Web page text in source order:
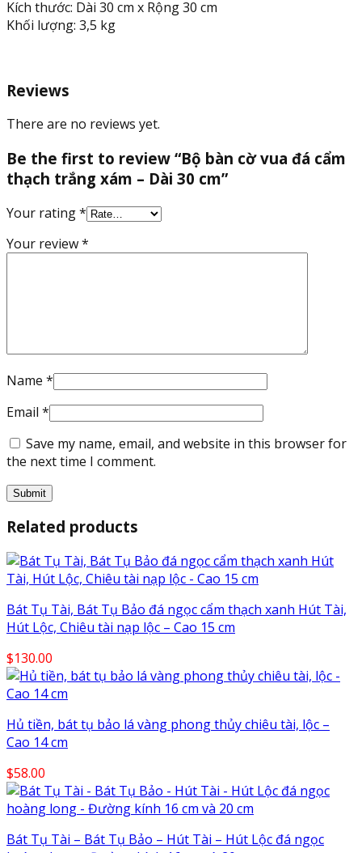
-
Dài
quantity
Kích thước: Dài 30 cm x Rộng 30 cm
Khối lượng: 3,5 kg
Reviews
There are no reviews yet.
Be the first to review “Bộ bàn cờ vua đá cẩm
thạch trắng xám – Dài 30 cm”
Your rating*
Your review*
Name *
Email *
Save my name, email, and website in this browser for
the next time I comment.
Related products
Bát Tụ Tài, Bát Tụ Bảo đá ngọc cẩm thạch xanh Hút Tài,
Hút Lộc, Chiêu tài nạp lộc – Cao 15 cm
$130.00
Hủ tiền, bát tụ bảo lá vàng phong thủy chiêu tài, lộc –
Cao 14 cm
$58.00
Bát Tụ Tài – Bát Tụ Bảo – Hút Tài – Hút Lộc đá ngọc